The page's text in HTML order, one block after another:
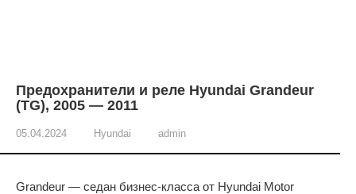
Предохранители и реле Hyundai Grandeur
(TG), 2005 — 2011
05.04.2024 Hyundai admin
Grandeur — седан бизнес-класса от Hyundai Motor